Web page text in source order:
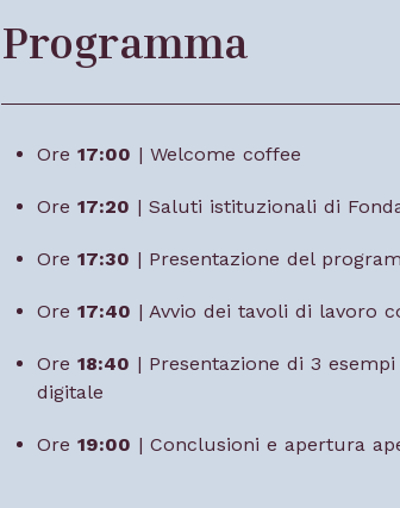
Programma
Ore 17:00 | Welcome coffee
Ore 17:20 | Saluti istituzionali di
Ore 17:30 | Presentazione del
Ore 17:40 | Avvio dei tavoli di lavoro
Ore 18:40 | Presentazione di 3
digitale
Ore 19:00 | Conclusioni e apertura